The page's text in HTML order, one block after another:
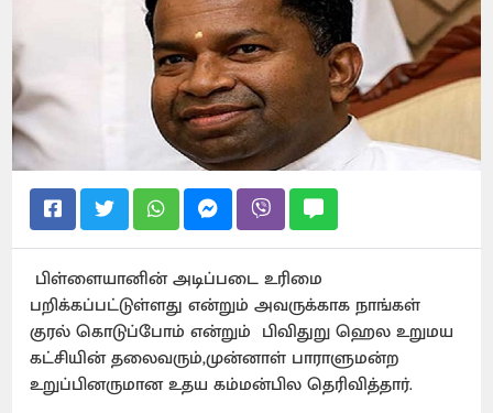
பிள்ளையானின் அடிப்படை உரிமை
பறிக்கப்பட்டுள்ளது என்றும் அவருக்காக நாங்கள்
குரல் கொடுப்போம் என்றும் பிவிதுறு ஹெல உறுமய
கட்சியின் தலைவரும்,முன்னாள் பாராளுமன்ற
உறுப்பினருமான உதய கம்மன்பில தெரிவித்தார்.